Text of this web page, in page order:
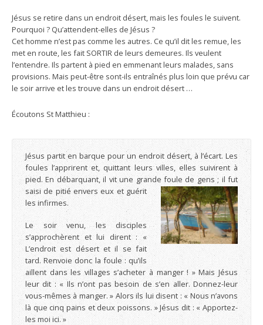
Jésus se retire dans un endroit désert, mais les foules le suivent.
Pourquoi ? Qu’attendent-elles de Jésus ?
Cet homme n’est pas comme les autres. Ce qu’il dit les remue, les
met en route, les fait SORTIR de leurs demeures. Ils veulent
l’entendre. Ils partent à pied en emmenant leurs malades, sans
provisions. Mais peut-être sont-ils entraînés plus loin que prévu car
le soir arrive et les trouve dans un endroit désert …
Écoutons St Matthieu :
Jésus partit en barque pour un endroit désert, à l’écart. Les
foules l’apprirent et, quittant leurs villes, elles suivirent à
pied. En débarquant, il vit une grandefoule de gens ; il fut
saisi de pitié envers eux et guérit
les infirmes.
Le soir venu, les disciples
s’approchèrent et lui dirent : «
L’endroit est désert et il se fait
tard. Renvoie donc la foule : qu’ils
aillent dans les villages s’acheter à manger ! » Mais Jésus
leur dit : « Ils n’ont pas besoin de s’en aller. Donnez-leur
vous-mêmes à manger. » Alors ils lui disent : « Nous n’avons
là que cinq pains et deux poissons. » Jésus dit : « Apportez-
les moi ici. »